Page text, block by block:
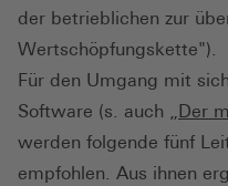
der betrieblichen zur
Wertschöpfungskette").
Für den Umgang mit
Software (s. auch „ Der
werden folgende fünf
empfohlen. Aus ihnen